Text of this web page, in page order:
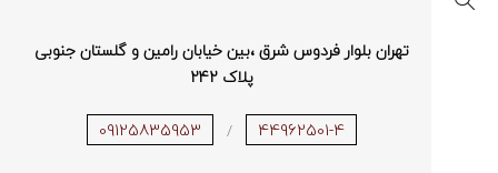
تهران بلوار فردوس شرق ،بین خیابان رامین و گلستان جنوبی
پلاک 242
44962501-4
/
09125835953